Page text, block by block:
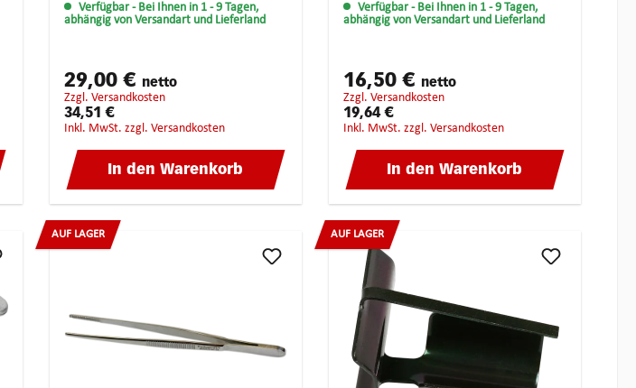
alle Fabrikate und Stiftlängen. So
haben Sie die richtige Stiftlänge
Sortieren der Kernstifte da
aufwendige Einzelvermessung der
Kernstifte entfällt. Anwendung für
alle gängigen Fabrikate und
schwere Ausführung Qualität aus
dem Hause Multipick
Verfügbar - Bei Ihnen in 1 - 9 Tagen,
abhängig von Versandart und Lieferland
29,00 € netto
zzgl. Versandkosten
34,51 €
inkl. MwSt. zzgl. Versandkosten
In den Warenkorb
Verfügbar - Bei Ihnen in 1 - 9 Tagen,
abhängig von Versandart und Lieferland
16,50 € netto
zzgl. Versandkosten
19,64 €
inkl. MwSt. zzgl. Versandkosten
In den Warenkorb
AUF LAGER AUF LAGER